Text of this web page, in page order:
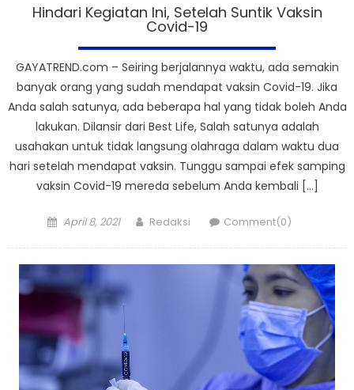
Hindari Kegiatan Ini, Setelah Suntik Vaksin
Covid-19
GAYATREND.com – Seiring berjalannya waktu, ada semakin
banyak orang yang sudah mendapat vaksin Covid-19. Jika
Anda salah satunya, ada beberapa hal yang tidak boleh Anda
lakukan. Dilansir dari Best Life, Salah satunya adalah
usahakan untuk tidak langsung olahraga dalam waktu dua
hari setelah mendapat vaksin. Tunggu sampai efek samping
vaksin Covid-19 mereda sebelum Anda kembali […]
Posted
April 8, 2021 Author
Redaksi Comment(0)